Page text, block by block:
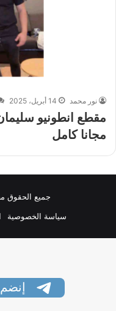
نور محمد 14 أبريل، 2025
مجانا كامل
جميع الحقوق
سياسة الخصوصية